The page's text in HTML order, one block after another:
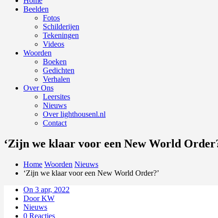
Beelden
Fotos
Schilderijen
Tekeningen
Videos
Woorden
Boeken
Gedichten
Verhalen
Over Ons
Leersites
Nieuws
Over lighthousenl.nl
Contact
‘Zijn we klaar voor een New World
Home Woorden Nieuws
‘Zijn we klaar voor een New World Order?’
On 3 apr, 2022
Door KW
Nieuws
0 Reacties